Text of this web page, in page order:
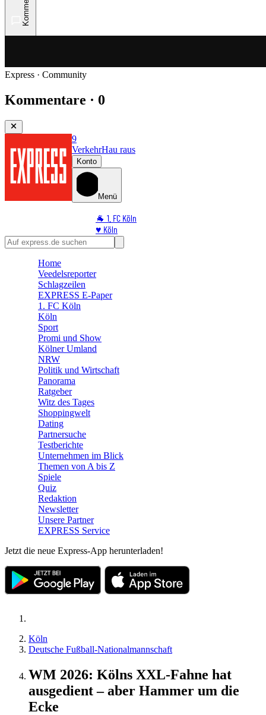
Express · Community
Kommentare · 0
9
VerkehrHau raus
Konto
Menü
🐐 1. FC Köln
♥️ Köln
⭐ Promi
🛒 Shoppingwelt
Home
Veedelsreporter
Schlagzeilen
EXPRESS E-Paper
1. FC Köln
Köln
Sport
Promi und Show
Kölner Umland
NRW
Politik und Wirtschaft
Panorama
Ratgeber
Witz des Tages
Shoppingwelt
Dating
Partnersuche
Testberichte
Unternehmen im Blick
Themen von A bis Z
Spiele
Quiz
Redaktion
Newsletter
Unsere Partner
EXPRESS Service
Jetzt die neue Express-App herunterladen!
Köln
Deutsche Fußball-Nationalmannschaft
WM 2026: Kölns XXL-Fahne hat
ausgedient – aber Hammer um die
Ecke